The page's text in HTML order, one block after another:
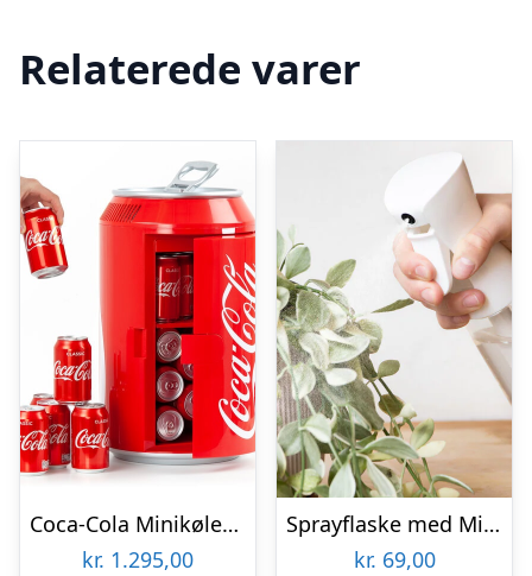
Relaterede varer
Coca-Cola Minikøleskab
kr. 1.295,00
Sprayflaske med Mist
kr. 69,00